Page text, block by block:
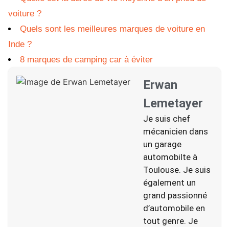
voiture ?
Quels sont les meilleures marques de voiture en
Inde ?
8 marques de camping car à éviter
Erwan
Lemetayer
Je suis chef
mécanicien dans
un garage
automobilte à
Toulouse. Je suis
également un
grand passionné
d’automobile en
tout genre. Je